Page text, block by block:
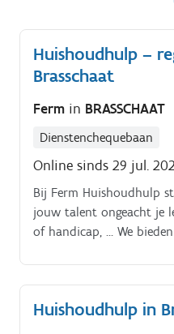
Huishoudhulp –
Brasschaat
Ferm in BRASSCHAAT
Dienstenchequebaan
Online sinds 29 jul.
Bij Ferm Huishoudhulp
jouw talent ongeacht je
of handicap, … We
opleidingen die perfect
inzet van onze
huishoudens op orde.
Huishoudhulp in